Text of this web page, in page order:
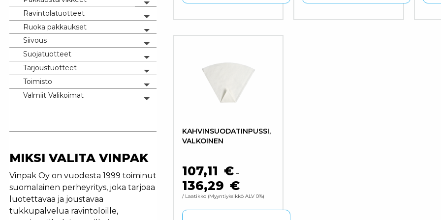
Toggle menu
Ravintolatuotteet
Toggle menu
Ruoka pakkaukset
Toggle menu
Siivous
Toggle menu
Suojatuotteet
Toggle menu
Tarjoustuotteet
Toggle menu
Toimisto
Toggle menu
Valmiit Valikoimat
Toggle menu
MIKSI VALITA VINPAK
Vinpak Oy on vuodesta 1999 toiminut
suomalainen perheyritys, joka tarjoaa
luotettavaa ja joustavaa
tukkupalvelua ravintoloille,
KAHVINSUODATINPUSSI,
VALKOINEN
107,11 € –
136,29 €HINTALUOKKA: 107,11 € - 136,29 €
/ Laatikko Myyntiyksikkö ALV 0%